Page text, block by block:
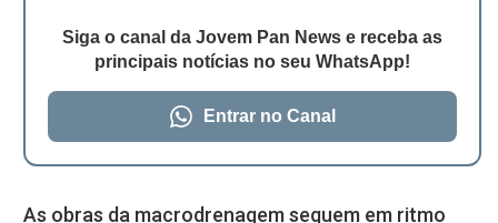
Siga o canal da Jovem Pan News e receba as
principais notícias no seu WhatsApp!
Entrar no Canal
As obras da macrodrenagem seguem em ritmo